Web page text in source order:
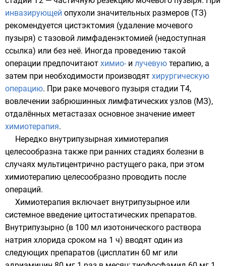
инвазирующей опухоли значительных размеров (ТЗ)
рекомендуется цистэктомия (удаление мочевого
пузыря) с тазовой лимфаденэктомией (недоступная
ссылка) или без неё. Иногда проведению такой
операции предпочитают химио- и лучевую терапию, а
затем при необходимости производят хирургическую
операцию. При раке мочевого пузыря стадии Т4,
вовлечении забрюшинных лимфатических узлов (МЗ),
отдалённых метастазах основное значение имеет
химиотерапия.
Нередко внутрипузырная химиотерапия
целесообразна также при ранних стадиях болезни в
случаях мультицентрично растущего рака, при этом
химиотерапию целесообразно проводить после
операций.
Химиотерапия включает внутрипузырное или
системное введение цитостатических препаратов.
Внутрипузырно (в 100 мл изотонического раствора
натрия хлорида сроком на 1 ч) вводят один из
следующих препаратов (цисплатин 60 мг или